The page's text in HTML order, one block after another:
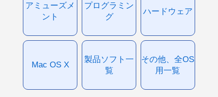
アミューズメ
ント
プログラミン
グ
ハードウェア
Mac OS X
製品ソフト一
覧
その他、全OS
用一覧